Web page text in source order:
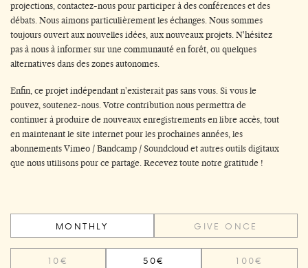
projections, contactez-nous pour participer à des conférences et des
débats. Nous aimons particulièrement les échanges. Nous sommes
toujours ouvert aux nouvelles idées, aux nouveaux projets. N'hésitez
pas à nous à informer sur une communauté en forêt, ou quelques
alternatives dans des zones autonomes.
Enfin, ce projet indépendant n'existerait pas sans vous. Si vous le
pouvez, soutenez-nous. Votre contribution nous permettra de
continuer à produire de nouveaux enregistrements en libre accès, tout
en maintenant le site internet pour les prochaines années, les
abonnements Vimeo / Bandcamp / Soundcloud et autres outils digitaux
que nous utilisons pour ce partage. Recevez toute notre gratitude !
MONTHLY GIVE ONCE
10€ 50€ 100€